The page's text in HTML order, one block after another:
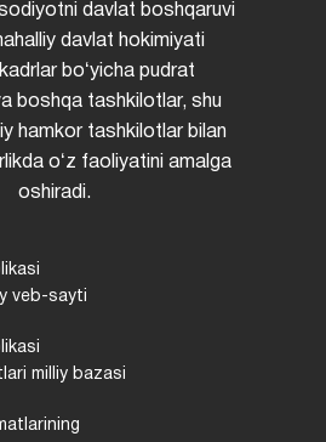
davlat boshqaruvi
davlat hokimiyati
boʻyicha pudrat
boshqa tashkilotlar, shu
hamkor tashkilotlar bilan
oʻz faoliyatini amalga
oshiradi.
veb-sayti
milliy bazasi